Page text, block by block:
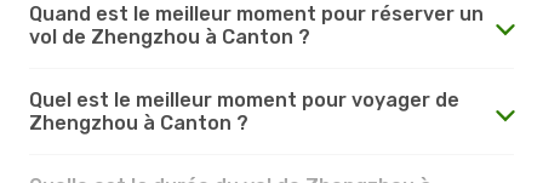
Quand est le meilleur moment pour réserver un
vol de Zhengzhou à Canton ?
Quel est le meilleur moment pour voyager de
Zhengzhou à Canton ?